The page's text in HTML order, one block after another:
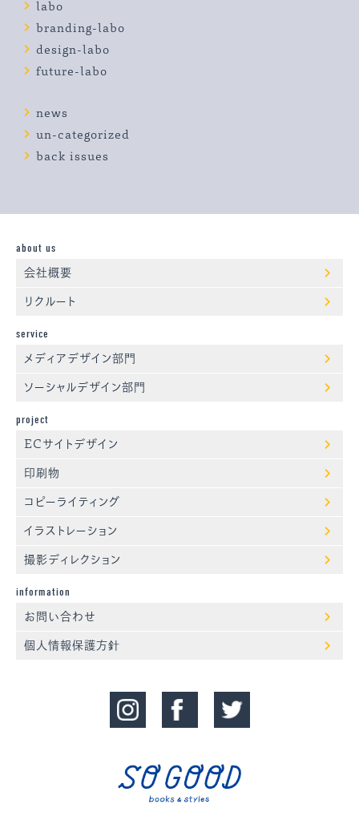
labo
branding-labo
design-labo
future-labo
news
un-categorized
back issues
about us
会社概要
リクルート
service
メディアデザイン部門
ソーシャルデザイン部門
project
ECサイトデザイン
印刷物
コピーライティング
イラストレーション
撮影ディレクション
information
お問い合わせ
個人情報保護方針